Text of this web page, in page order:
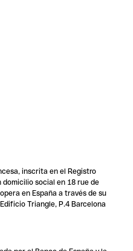
inscrita en el Registro
domicilio social en 18 rue de
en España a través de su
Triangle, P.4 Barcelona